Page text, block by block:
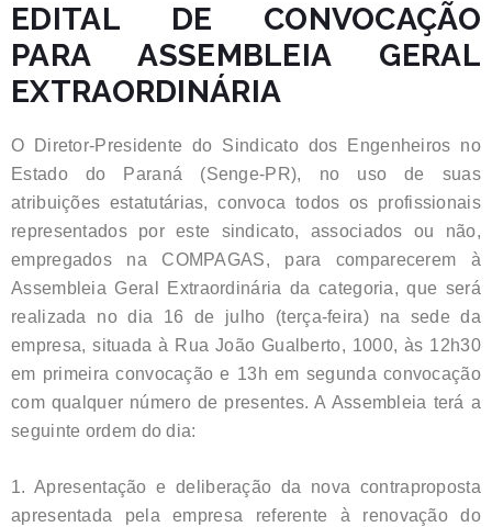
EDITAL DE CONVOCAÇÃO
PARA ASSEMBLEIA GERAL
EXTRAORDINÁRIA
O Diretor-Presidente do Sindicato dos Engenheiros no
Estado do Paraná (Senge-PR), no uso de suas
atribuições estatutárias, convoca todos os profissionais
representados por este sindicato, associados ou não,
empregados na COMPAGAS, para comparecerem à
Assembleia Geral Extraordinária da categoria, que será
realizada no dia 16 de julho (terça-feira) na sede da
empresa, situada à Rua João Gualberto, 1000, às 12h30
em primeira convocação e 13h em segunda convocação
com qualquer número de presentes. A Assembleia terá a
seguinte ordem do dia:
1. Apresentação e deliberação da nova contraproposta
apresentada pela empresa referente à renovação do